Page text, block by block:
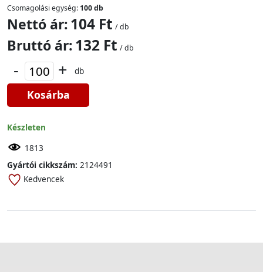
Csomagolási egység: 100 db
Nettó ár:104 Ft / db
Bruttó ár:132 Ft / db
- + db
Kosárba
Készleten
1813
Gyártói cikkszám: 2124491
Kedvencek